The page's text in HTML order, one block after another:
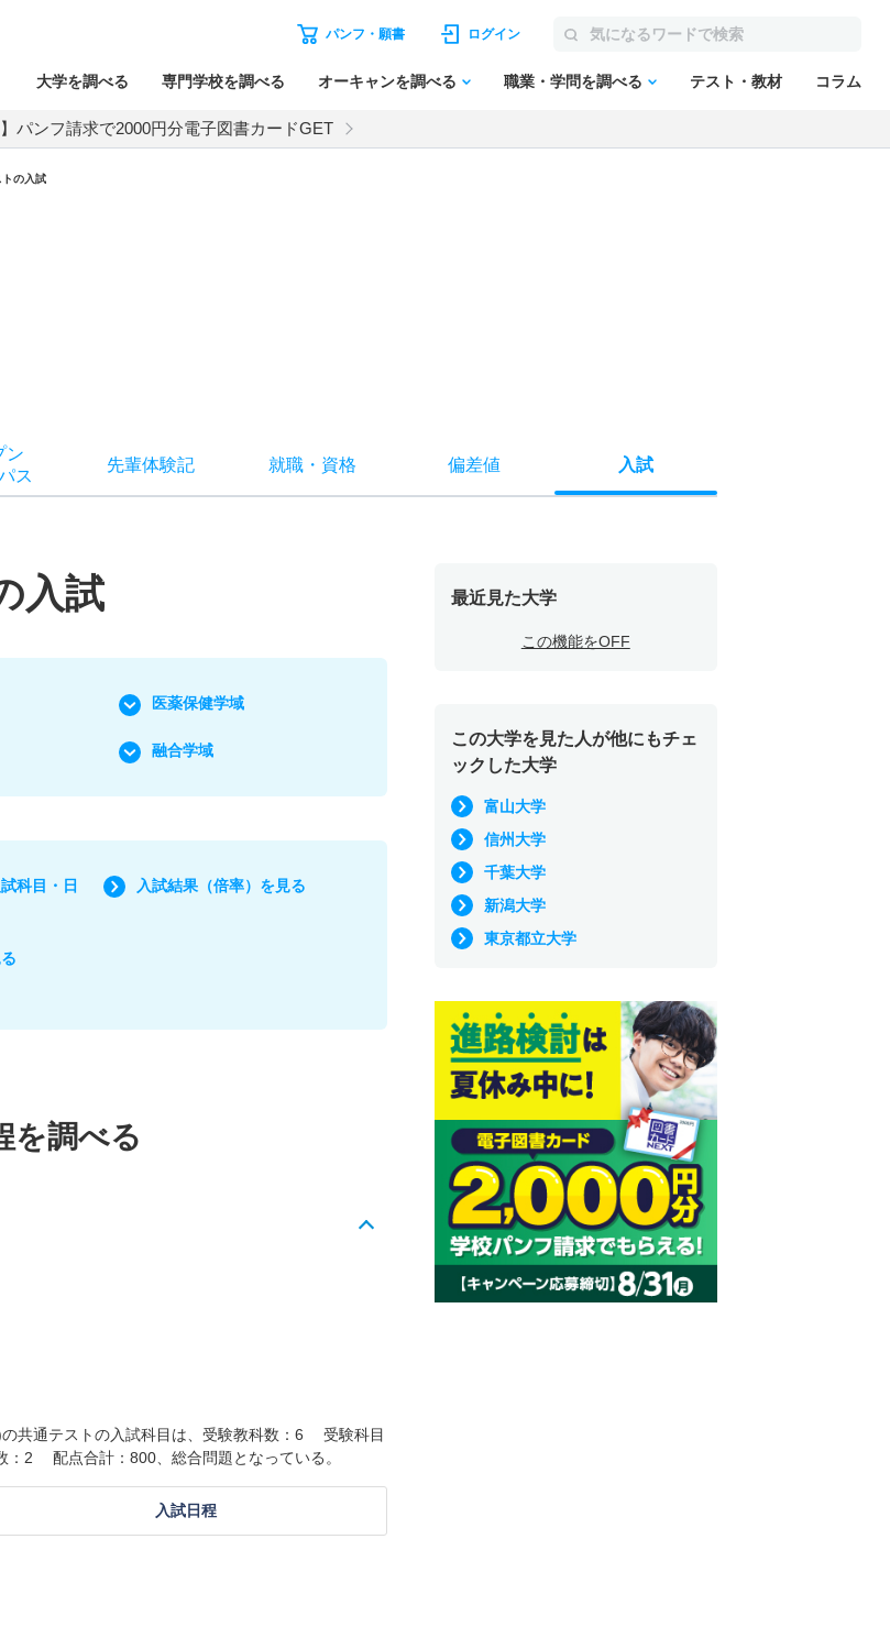
パンフ・願書 ログイン
大学を調べる 専門学校を調べる オーキャンを調べる 職業・学問を調べる テスト・教材 コラム
】パンフ請求で2000円分電子図書カードGET
の入試
ン
ス
先輩体験記 就職・ 資格 偏差値 入試
入試
医薬保健学域
融合学域
科目・日
入試結果（倍率）を見る
を調べる
共通テストの入試科目は、受験教科数：6 受験科目
2 配点合計：800、総合問題となっている。
入試日程
最近見た大学
この機能をOFF
この大学を見た人が他にもチェ
ックした大学
富山大学
信州大学
千葉大学
新潟大学
東京都立大学